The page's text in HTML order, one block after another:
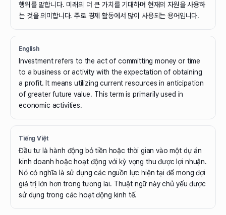
행위를 말합니다. 미래의 더 큰 가치를 기대하며 현재의 자원을 사용하
는 것을 의미합니다. 주로 경제 활동에서 많이 사용되는 용어입니다.
English
Investment refers to the act of committing money or time
to a business or activity with the expectation of obtaining
a profit. It means utilizing current resources in anticipation
of greater future value. This term is primarily used in
economic activities.
Tiếng Việt
Đầu tư là hành động bỏ tiền hoặc thời gian vào một dự án
kinh doanh hoặc hoạt động với kỳ vọng thu được lợi nhuận.
Nó có nghĩa là sử dụng các nguồn lực hiện tại để mong đợi
giá trị lớn hơn trong tương lai. Thuật ngữ này chủ yếu được
sử dụng trong các hoạt động kinh tế.